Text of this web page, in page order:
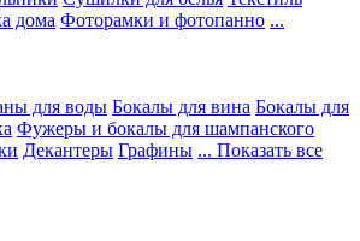
дома Фоторамки и фотопанно ...
для воды Бокалы для вина Бокалы для
Фужеры и бокалы для шампанского
Декантеры Графины ... Показать все